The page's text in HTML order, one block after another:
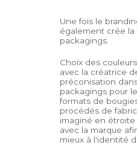
Une fois le
également crée
packagings.
Choix des
avec la créatrice
préconisation
packagings pour
formats de
procédés de
imaginé en étroite
avec la marque
mieux à l'identité